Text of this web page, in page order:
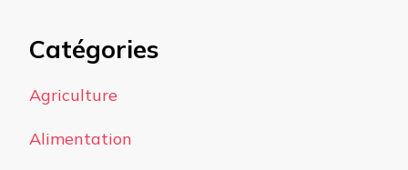
Catégories
Agriculture
Alimentation